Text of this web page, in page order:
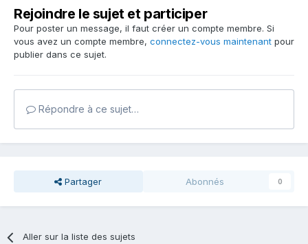
Rejoindre le sujet et participer
Pour poster un message, il faut créer un compte membre. Si
vous avez un compte membre, connectez-vous maintenant pour
publier dans ce sujet.
Répondre à ce sujet…
Partager Abonnés 0
Aller sur la liste des sujets